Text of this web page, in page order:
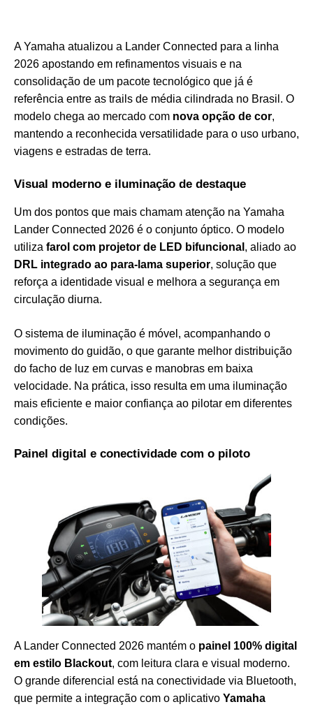
A Yamaha atualizou a Lander Connected para a linha
2026 apostando em refinamentos visuais e na
consolidação de um pacote tecnológico que já é
referência entre as trails de média cilindrada no Brasil. O
modelo chega ao mercado com nova opção de cor,
mantendo a reconhecida versatilidade para o uso urbano,
viagens e estradas de terra.
Visual moderno e iluminação de destaque
Um dos pontos que mais chamam atenção na Yamaha
Lander Connected 2026 é o conjunto óptico. O modelo
utiliza farol com projetor de LED bifuncional , aliado ao
DRL integrado ao para-lama superior, solução que
reforça a identidade visual e melhora a segurança em
circulação diurna.
O sistema de iluminação é móvel, acompanhando o
movimento do guidão, o que garante melhor distribuição
do facho de luz em curvas e manobras em baixa
velocidade. Na prática, isso resulta em uma iluminação
mais eficiente e maior confiança ao pilotar em diferentes
condições.
Painel digital e conectividade com o piloto
A Lander Connected 2026 mantém o painel 100% digital
em estilo Blackout, com leitura clara e visual moderno.
O grande diferencial está na conectividade via Bluetooth,
que permite a integração com o aplicativo Yamaha